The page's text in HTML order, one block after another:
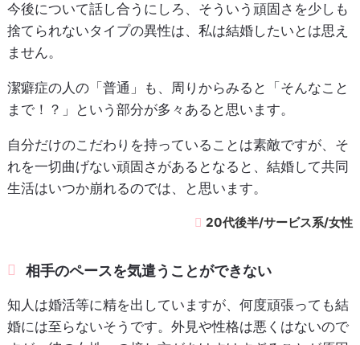
今後について話し合うにしろ、そういう頑固さを少しも
捨てられないタイプの異性は、私は結婚したいとは思え
ません。
潔癖症の人の「普通」も、周りからみると「そんなこと
まで！？」という部分が多々あると思います。
自分だけのこだわりを持っていることは素敵ですが、そ
れを一切曲げない頑固さがあるとなると、結婚して共同
生活はいつか崩れるのでは、と思います。
20代後半/サービス系/女性
相手のペースを気遣うことができない
知人は婚活等に精を出していますが、何度頑張っても結
婚には至らないそうです。外見や性格は悪くはないので